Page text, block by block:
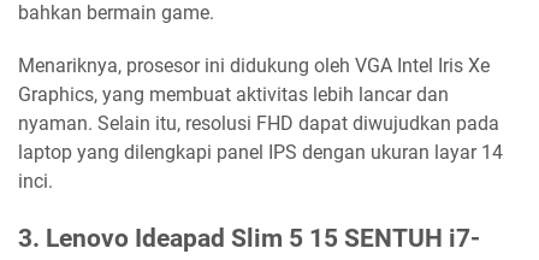
bahkan bermain game.
Menariknya, prosesor ini didukung oleh VGA Intel Iris Xe
Graphics, yang membuat aktivitas lebih lancar dan
nyaman. Selain itu, resolusi FHD dapat diwujudkan pada
laptop yang dilengkapi panel IPS dengan ukuran layar 14
inci.
3. Lenovo Ideapad Slim 5 15 SENTUH i7-